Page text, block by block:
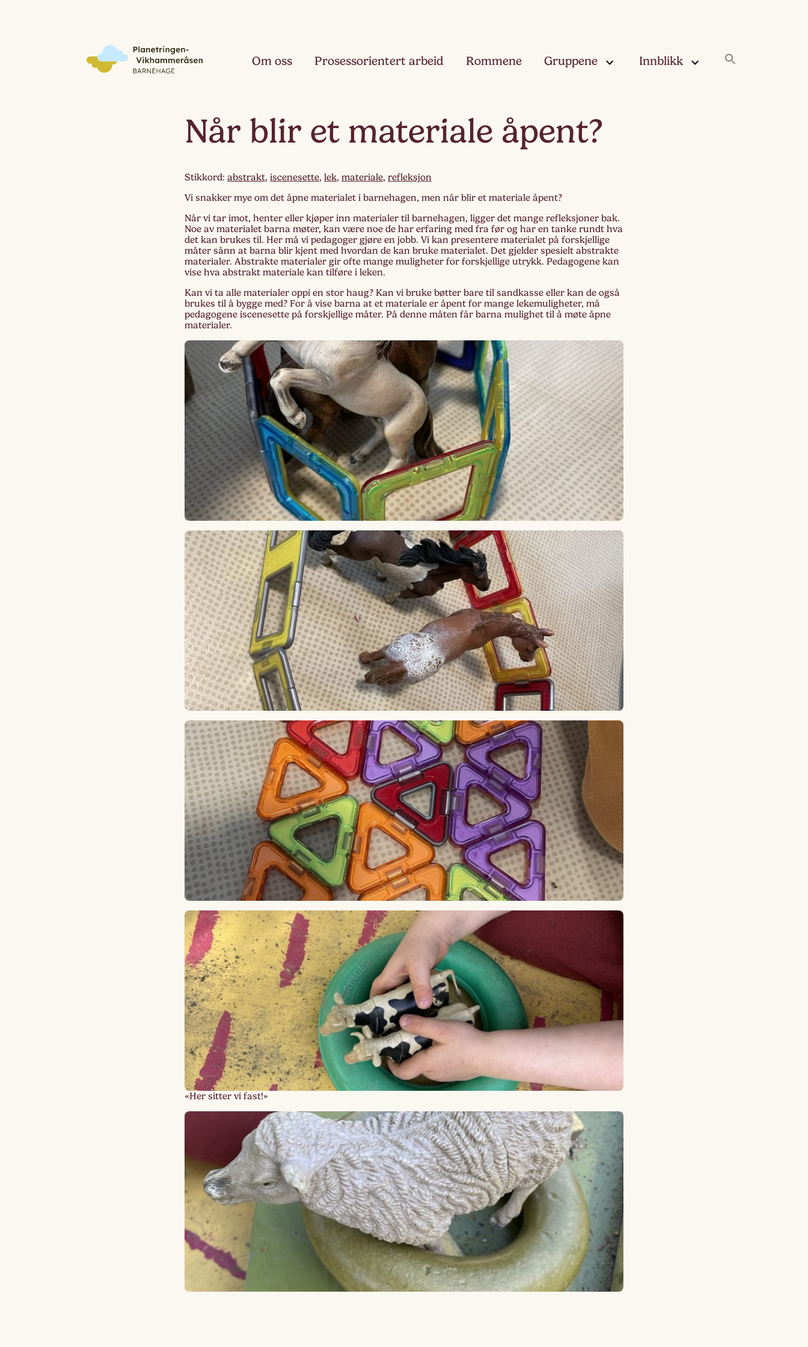
Om oss Prosessorientert arbeid Rommene Gruppene
Ettåringen
Rukleskya –
Treåringen
Slørskya –
Fireåringen
Lagskya –
Femåringen
Innblikk
Slørskyan
Når blir et materiale åpent?
Stikkord: abstrakt, iscenesette, lek, materiale, refleksjon
Vi snakker mye om det åpne materialet i barnehagen, men når blir et materiale åpent?
Når vi tar imot, henter eller kjøper inn materialer til barnehagen, ligger det mange refleksjoner bak.
Noe av materialet barna møter, kan være noe de har erfaring med fra før og har en tanke rundt hva
det kan brukes til. Her må vi pedagoger gjøre en jobb. Vi kan presentere materialet på forskjellige
måter sånn at barna blir kjent med hvordan de kan bruke materialet. Det gjelder spesielt abstrakte
materialer. Abstrakte materialer gir ofte mange muligheter for forskjellige utrykk. Pedagogene kan
vise hva abstrakt materiale kan tilføre i leken.
Kan vi ta alle materialer oppi en stor haug? Kan vi bruke bøtter bare til sandkasse eller kan de også
brukes til å bygge med? For å vise barna at et materiale er åpent for mange lekemuligheter, må
pedagogene iscenesette på forskjellige måter. På denne måten får barna mulighet til å møte åpne
materialer.
«Her sitter vi fast!»